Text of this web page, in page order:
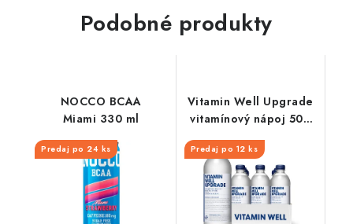
Podobné produkty
NOCCO BCAA
Miami 330 ml
Predaj po 24 ks
Vitamin Well Upgrade
vitamínový nápoj 500
ml
Predaj po 12 ks